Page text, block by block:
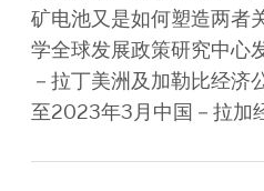
矿电池又是如何塑造两者
学全球发展政策研究中心
－拉丁美洲及加勒比经济
至2023年3月中国－拉加